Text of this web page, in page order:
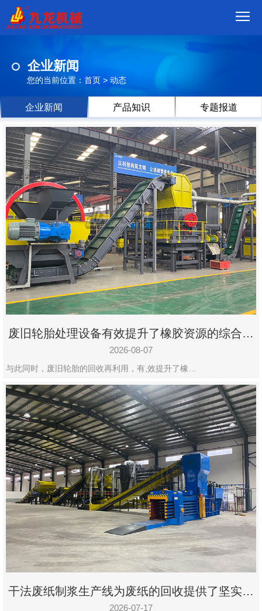
品
视
频
现
场
方
案
动
态
联
系
郑
州
市
九
设
有
限
公
司
豫
ICP
备
19020390
号-1
企业新闻
您的当前位置： 首页 > 动态
企业新闻 产品知识 专题报道
废旧轮胎处理设备有效提升了橡胶资源的综合利
用率
2026-08-07
与此同时，废旧轮胎的回收再利用，有,效提升了橡…
干法废纸制浆生产线为废纸的回收提供了坚实的
保障
2026-07-17